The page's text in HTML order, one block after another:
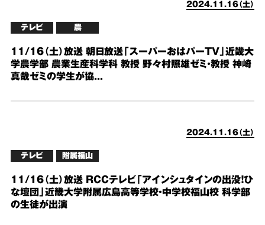
2024.11.16（土）
テレビ 農
11/16（土）放送 朝日放送「スーパーおはパーTV」近畿大
学農学部 農業生産科学科 教授 野々村照雄ゼミ・教授 神崎
真哉ゼミの学生が協...
2024.11.16（土）
テレビ 附属福山
11/16（土）放送 RCCテレビ「アインシュタインの出没！ひ
な壇団」近畿大学附属広島高等学校・中学校福山校 科学部
の生徒が出演